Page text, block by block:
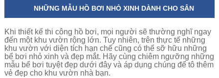
NHỮNG MẪU HỒ BƠI NHỎ XINH DÀNH CHO SÂN
VƯỜN ĐẸP
Khi thiết kế thi công hồ bơi, mọi người sẽ thường nghĩ ngay
đến một khu vườn rộng lớn. Tuy nhiên, trên thực tế những
khu vườn với diện tích hạn chế cũng có thể sỡ hữu những
bể bơi nhỏ xinh và đẹp mắt. Hãy cùng chiêm ngưỡng những
mẫu bể bơi tuyệt đẹp dưới đây và áp dụng chúng để tô thêm
vẻ đẹp cho khu vườn nhà bạn.